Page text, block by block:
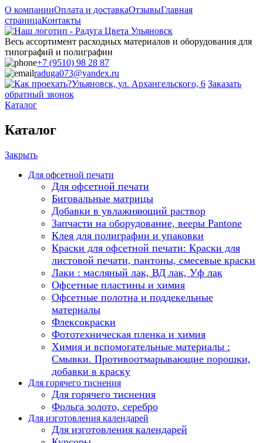
О компанииОплата и доставкаОтзывыГлавная
страницаКонтакты
Весь ассортимент расходных материалов и оборудования для
типографий и полиграфии
+7 (9510) 98 28 87
raduga073@yandex.ru
Ульяновск, ул. Архангельского, 6 Заказать
обратный звонок
Каталог
Каталог
Закрыть
Для офсетной печати
Для офсетной печати
Биговальные матрицы
Добавки в увлажняющий раствор
Запчасти на оборудование, вееры Pantone
Клея для полиграфии и упаковки
Краски для офсетной печати: Краски для
листовой печати, пантоны, смесевые краски
Лаки : масляный лак, ВД лак, Уф лак
Офсетные пластины и химия
Офсетные полотна и поддекельные
материалы
Флексокраски
Фототехническая пленка и химия
Химия и вспомогательные материалы :
Смывки. Противоотмарывающие порошки,
добавки в краску
Для горячего тиснения
Для горячего тиснения
Фольга золото, серебро
Для изготовления календарей
Для изготовления календарей